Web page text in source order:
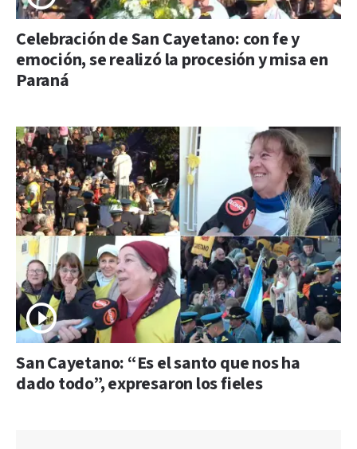
Celebración de San Cayetano: con fe y
emoción, se realizó la procesión y misa en
Paraná
San Cayetano: “Es el santo que nos ha
dado todo”, expresaron los fieles